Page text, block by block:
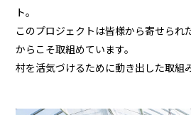
ト。
このプロジェクトは皆様から寄せられ
からこそ取組めています。
村を活気づけるために動き出した取組